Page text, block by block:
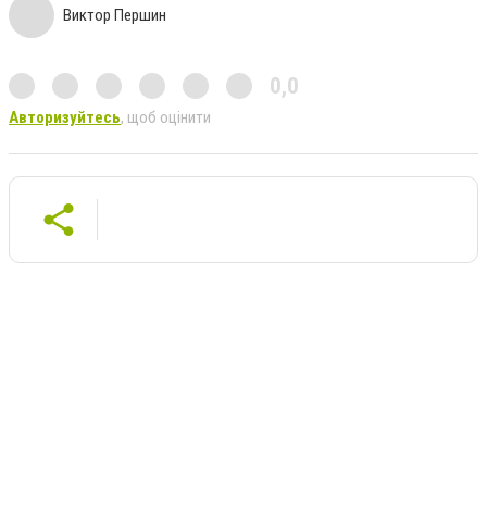
Виктор Першин
0,0
Авторизуйтесь, щоб оцінити